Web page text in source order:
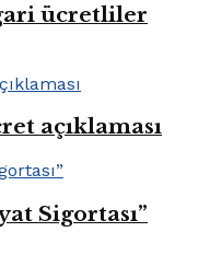
ücretliler
açıklaması
Sigortası”